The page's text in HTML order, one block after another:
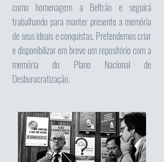
como homenagem a Beltrão e seguirá
trabalhando para manter presente a memória
de seus ideais e conquistas. Pretendemos criar
e disponibilizar em breve um repositório com a
memória do Plano Nacional de
Desburocratização.